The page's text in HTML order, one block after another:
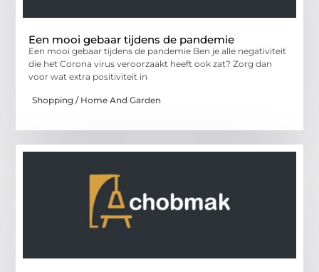
Een mooi gebaar tijdens de pandemie
Een mooi gebaar tijdens de pandemie Ben je alle negativiteit
die het Corona virus veroorzaakt heeft ook zat? Zorg dan
voor wat extra positiviteit in
Shopping / Home And Garden